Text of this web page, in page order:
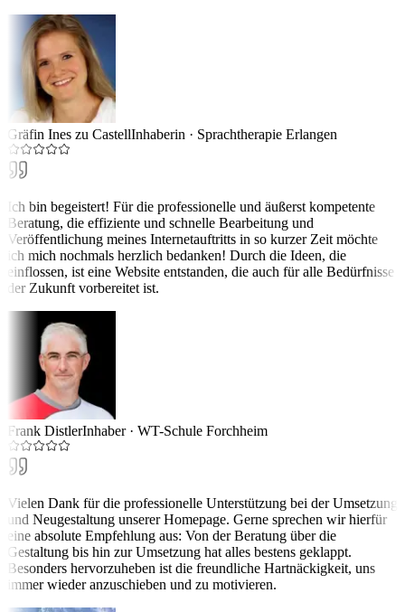
Gräfin Ines zu CastellInhaberin · Sprachtherapie Erlangen
Ich bin begeistert! Für die professionelle und äußerst kompetente
Beratung, die effiziente und schnelle Bearbeitung und
Veröffentlichung meines Internetauftritts in so kurzer Zeit möchte
ich mich nochmals herzlich bedanken! Durch die Ideen, die
einflossen, ist eine Website entstanden, die auch für alle Bedürfnisse
der Zukunft vorbereitet ist.
Frank DistlerInhaber· WT-Schule Forchheim
Vielen Dank für die professionelle Unterstützung bei der Umsetzung
und Neugestaltung unserer Homepage. Gerne sprechen wir hierfür
eine absolute Empfehlung aus: Von der Beratung über die
Gestaltung bis hin zur Umsetzung hat alles bestens geklappt.
Besonders hervorzuheben ist die freundliche Hartnäckigkeit, uns
immer wieder anzuschieben und zu motivieren.